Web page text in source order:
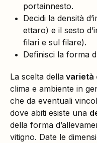
portainnesto.
Decidi la densità
ettaro) e il sesto
filari e sul filare).
Definisci la forma
La scelta della varietà
clima e ambiente in
che da eventuali
dove abiti esiste una
della forma
vitigno. Date le